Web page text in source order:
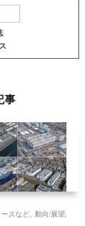
事
スなど
動向/展望